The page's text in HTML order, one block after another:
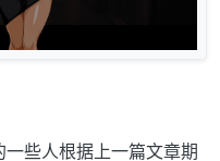
些人根据上一篇文章期